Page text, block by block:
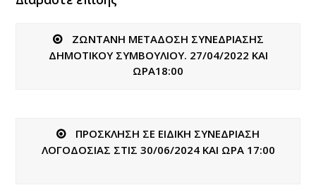
ΖΩΝΤΑΝΗ ΜΕΤΑΔΟΣΗ ΣΥΝΕΔΡΙΑΣΗΣ
ΔΗΜΟΤΙΚΟΥ ΣΥΜΒΟΥΛΙΟΥ. 27/04/2022 ΚΑΙ
ΩΡΑ18:00
ΠΡΟΣΚΛΗΣΗ ΣΕ ΕΙΔΙΚΗ ΣΥΝΕΔΡΙΑΣΗ
ΛΟΓΟΔΟΣΙΑΣ ΣΤΙΣ 30/06/2024 ΚΑΙ ΩΡΑ 17:00